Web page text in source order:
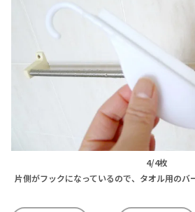
4/4枚
片側がフックになっているので、タオル用のバ